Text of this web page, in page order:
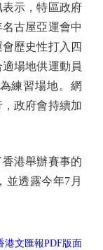
示，特區政府
古屋亞運會中
歷史性打入四
場地供運動員
練習場地。網
政府會持續加
港舉辦賽事的
並透露今年7月
港文匯報PDF版面